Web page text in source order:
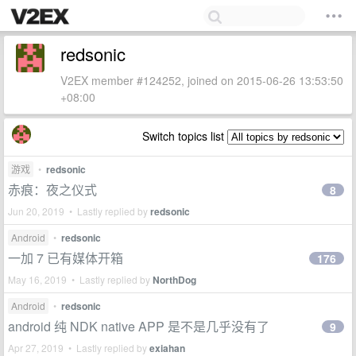
redsonic
V2EX member #124252, joined on 2015-06-26 13:53:50
+08:00
Switch topics list
游戏 • redsonic
赤痕：夜之仪式
Jun 20, 2019 • Lastly replied byredsonic
8
Android • redsonic
一加 7 已有媒体开箱
May 16, 2019 • Lastly replied byNorthDog
176
Android • redsonic
android 纯 NDK native APP 是不是几乎没有了
Apr 27, 2019 • Lastly replied byexiahan
9